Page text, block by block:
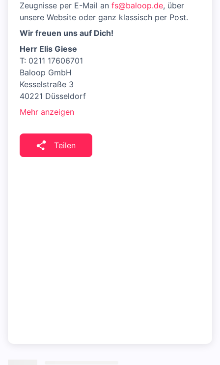
Zeugnisse per E-Mail an fs@baloop.de, über
unsere Website oder ganz klassisch per Post.
Wir freuen uns auf Dich!
Herr Elis Giese
T: 0211 17606701
Baloop GmbH
Kesselstraße 3
40221 Düsseldorf
Mehr anzeigen
Teilen